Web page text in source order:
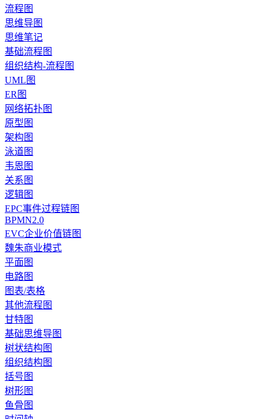
流程图
思维导图
思维笔记
基础流程图
组织结构-流程图
UML图
ER图
网络拓扑图
原型图
架构图
泳道图
韦恩图
关系图
逻辑图
EPC事件过程链图
BPMN2.0
EVC企业价值链图
魏朱商业模式
平面图
电路图
图表/表格
其他流程图
甘特图
基础思维导图
树状结构图
组织结构图
括号图
树形图
鱼骨图